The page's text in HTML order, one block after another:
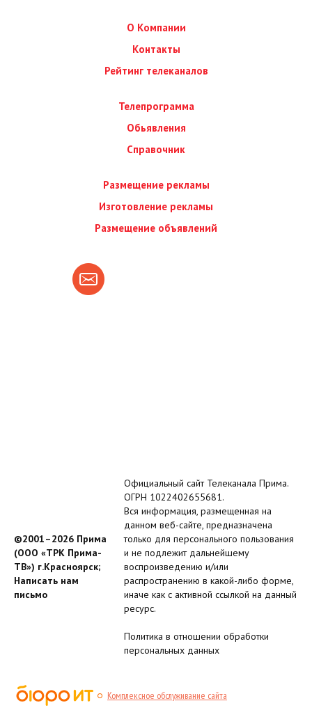
О Компании
Контакты
Рейтинг телеканалов
Телепрограмма
Обьявления
Справочник
Размещение рекламы
Изготовление рекламы
Размещение объявлений
©2001–2026 Прима
(ООО «ТРК Прима-
ТВ») г.Красноярск;
Написать нам
письмо
Официальный сайт Телеканала Прима.
ОГРН 1022402655681.
Вся информация, размещенная на
данном веб-сайте, предназначена
только для персонального пользования
и не подлежит дальнейшему
воспроизведению и/или
распространению в какой-либо форме,
иначе как с активной ссылкой на данный
ресурс.
Политика в отношении обработки
персональных данных
Комплексное обслуживание сайта